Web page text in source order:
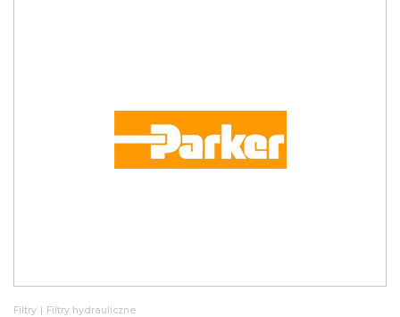
Filtry | Filtry hydrauliczne